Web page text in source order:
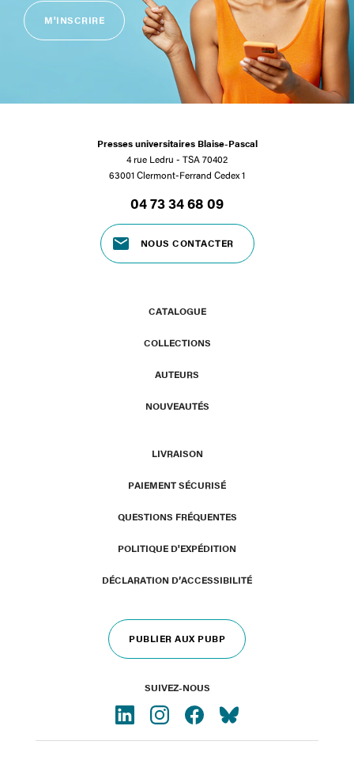
M'INSCRIRE
Presses universitaires Blaise-Pascal
4 rue Ledru - TSA 70402
63001 Clermont-Ferrand Cedex 1
04 73 34 68 09
NOUS CONTACTER
CATALOGUE
COLLECTIONS
AUTEURS
NOUVEAUTÉS
LIVRAISON
PAIEMENT SÉCURISÉ
QUESTIONS FRÉQUENTES
POLITIQUE D'EXPÉDITION
DÉCLARATION D’ACCESSIBILITÉ
PUBLIER AUX PUBP
SUIVEZ-NOUS